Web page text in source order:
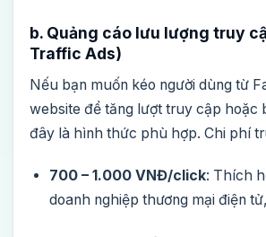
b. Quảng cáo lưu lượng truy
Traffic Ads)
Nếu bạn muốn kéo người dùng từ
website để tăng lượt truy cập hoặc
đây là hình thức phù hợp. Chi phí
700 – 1.000 VNĐ/click: Thích
doanh nghiệp thương mại điện